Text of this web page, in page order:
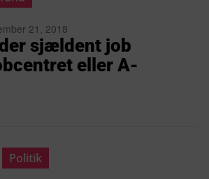
21, 2018
sjældent job
eller A-
Politik